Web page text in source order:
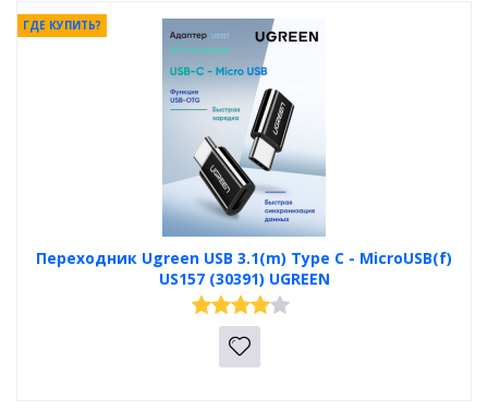
Переходник Ugreen USB 3.1(m) Type C - MicroUSB(f)
US157 (30391) UGREEN
ГДЕ КУПИТЬ?